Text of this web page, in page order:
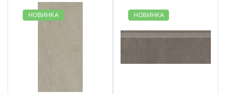
НОВИНКА НОВИНКА